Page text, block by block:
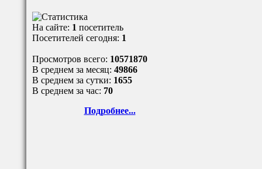
На сайте: 1 посетитель
Посетителей сегодня: 1
Просмотров всего: 10571870
В среднем за месяц: 49866
В среднем за сутки: 1655
В среднем за час: 70
Подробнее...